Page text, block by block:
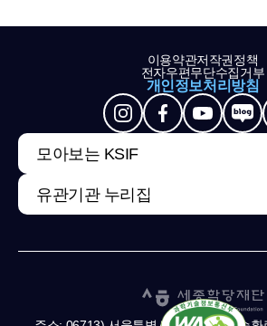
이용약관저작권정책
전자우편무단수집거부
개인정보처리방침
모아보는 KSIF
유관기관 누리집